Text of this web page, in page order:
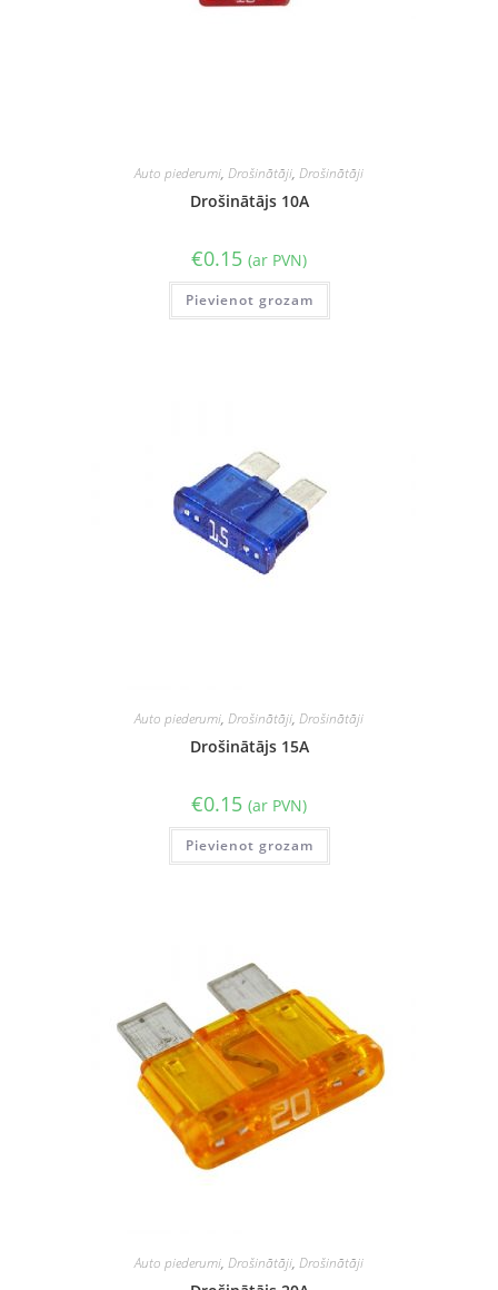
Auto piederumi, Drošinātāji, Drošinātāji
Drošinātājs 10A
€0.15 (ar PVN)
Pievienot grozam
Auto piederumi, Drošinātāji, Drošinātāji
Drošinātājs 15A
€0.15 (ar PVN)
Pievienot grozam
Auto piederumi, Drošinātāji, Drošinātāji